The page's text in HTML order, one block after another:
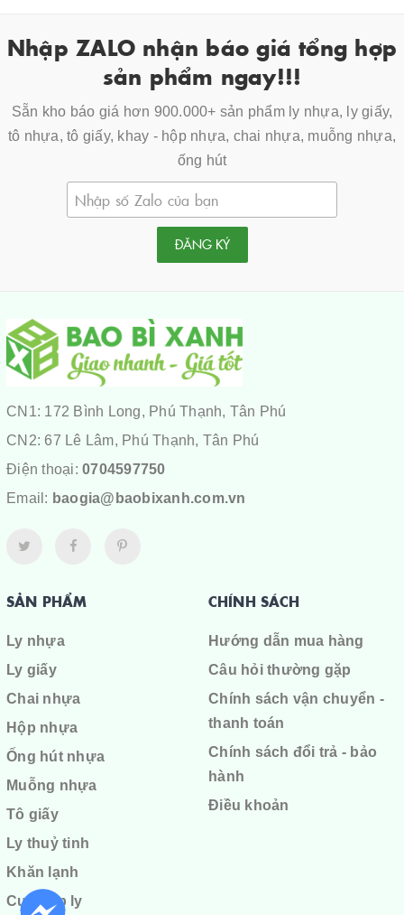
Nhập ZALO nhận báo giá tổng hợp
sản phẩm ngay!!!
Sẵn kho báo giá hơn 900.000+ sản phẩm ly nhựa, ly giấy,
tô nhựa, tô giấy, khay - hộp nhựa, chai nhựa, muỗng nhựa,
ống hút
ĐĂNG KÝ
CN1: 172 Bình Long, Phú Thạnh, Tân Phú
CN2: 67 Lê Lâm, Phú Thạnh, Tân Phú
Điện thoại: 0704597750
Email: baogia@baobixanh.com.vn
SẢN PHẨM
Ly nhựa
Ly giấy
Chai nhựa
Hộp nhựa
Ống hút nhựa
Muỗng nhựa
Tô giấy
Ly thuỷ tinh
Khăn lạnh
Cuộn ép ly
CHÍNH SÁCH
Hướng dẫn mua hàng
Câu hỏi thường gặp
Chính sách vận chuyển -
thanh toán
Chính sách đổi trả - bảo
hành
Điều khoản